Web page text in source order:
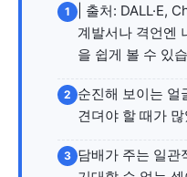
1
| 출처: DALL·E,
계발서나 격언엔
을 쉽게 볼 수 있
2 순진해 보이는 얼
견뎌야 할 때가
3 담배가 주는 일관